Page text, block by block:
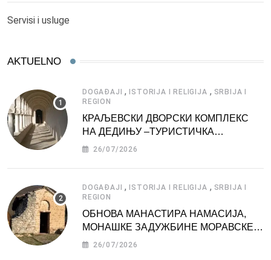
Servisi i usluge
AKTUELNO
DOGAĐAJI , ISTORIJA I RELIGIJA , SRBIJA I
REGION
КРАЉЕВСКИ ДВОРСКИ КОМПЛЕКС
НА ДЕДИЊУ –ТУРИСТИЧКА
АТРАКЦИЈА
26/07/2026
DOGAĐAJI , ISTORIJA I RELIGIJA , SRBIJA I
REGION
ОБНОВА МАНАСТИРА НАМАСИЈА,
МОНАШКЕ ЗАДУЖБИНЕ МОРАВСКЕ
СРБИЈЕ
26/07/2026